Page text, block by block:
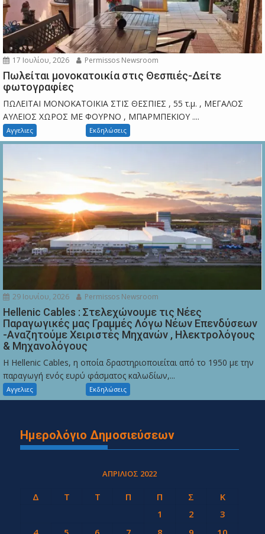
17 Ιουλίου, 2026 Permissos Newsroom
Πωλείται μονοκατοικία στις Θεσπιές-Δείτε
φωτογραφίες
ΠΩΛΕΙΤΑΙ ΜΟΝΟΚΑΤΟΙΚΙΑ ΣΤΙΣ ΘΕΣΠΙΕΣ , 55 τ.μ. , ΜΕΓΑΛΟΣ
ΑΥΛΕΙΟΣ ΧΩΡΟΣ ΜΕ ΦΟΥΡΝΟ , ΜΠΑΡΜΠΕΚΙΟΥ ....
Αγγελιες Εκδηλώσεις
29 Ιουνίου, 2026 Permissos Newsroom
Hellenic Cables : Στελεχώνουμε τις Νέες
Παραγωγικές μας Γραμμές Λόγω Νέων Επενδύσεων
-Αναζητούμε Χειριστές Μηχανών , Ηλεκτρολόγους
& Μηχανολόγους
Η Hellenic Cables, η οποία δραστηριοποιείται από το 1950 με την
παραγωγή ενός ευρύ φάσματος καλωδίων,...
Αγγελιες Εκδηλώσεις
Ημερολόγιο Δημοσιεύσεων
ΑΠΡΊΛΙΟΣ 2022
Δ Τ Τ Π Π Σ
Κ
1
2
3